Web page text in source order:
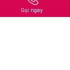
hoa tiền và
trong ngày tại
Gọi ngay